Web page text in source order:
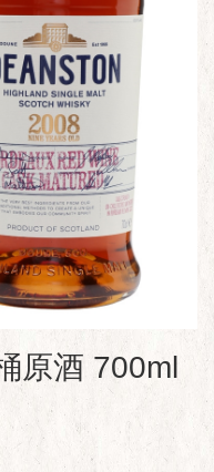
原酒 700ml